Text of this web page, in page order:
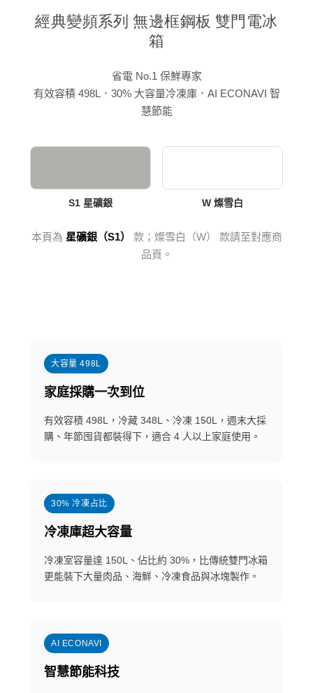
經典變頻系列 無邊框鋼板 雙門電冰
箱
省電 No.1 保鮮專家
有效容積 498L．30% 大容量冷凍庫．AI ECONAVI 智
慧節能
S1 星礦銀 W 燦雪白
本頁為 星礦銀（S1）
款；燦雪白（W） 款請至對應商
品頁。
大容量 498L
家庭採購一次到位
有效容積 498L，冷藏 348L、冷凍 150L，週末大採
購、年節囤貨都裝得下，適合 4 人以上家庭使用。
30% 冷凍占比
冷凍庫超大容量
冷凍室容量達 150L、佔比約 30%，比傳統雙門冰箱
更能裝下大量肉品、海鮮、冷凍食品與冰塊製作。
AI ECONAVI
智慧節能科技